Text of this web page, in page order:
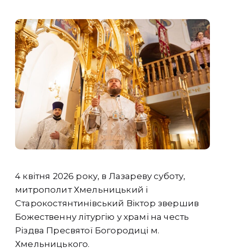
4 квітня 2026 року, в Лазареву суботу,
митрополит Хмельницький і
Старокостянтинівський Віктор звершив
Божественну літургію у храмі на честь
Різдва Пресвятої Богородиці м.
Хмельницького.